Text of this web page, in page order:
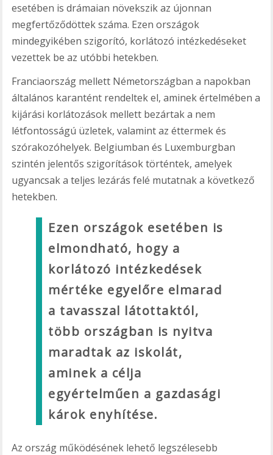
esetében is drámaian növekszik az újonnan
megfertőződöttek száma. Ezen országok
mindegyikében szigorító, korlátozó intézkedéseket
vezettek be az utóbbi hetekben.
Franciaország mellett Németországban a napokban
általános karantént rendeltek el, aminek értelmében a
kijárási korlátozások mellett bezártak a nem
létfontosságú üzletek, valamint az éttermek és
szórakozóhelyek. Belgiumban és Luxemburgban
szintén jelentős szigorítások történtek, amelyek
ugyancsak a teljes lezárás felé mutatnak a következő
hetekben.
Ezen országok esetében is
elmondható, hogy a
korlátozó intézkedések
mértéke egyelőre elmarad
a tavasszal látottaktól,
több országban is nyitva
maradtak az iskolát,
aminek a célja
egyértelműen a gazdasági
károk enyhítése.
Az ország működésének lehető legszélesebb